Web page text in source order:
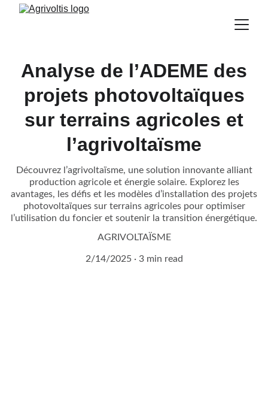
Analyse de l’ADEME des
projets photovoltaïques
sur terrains agricoles et
l’agrivoltaïsme
Découvrez l’agrivoltaïsme, une solution innovante alliant
production agricole et énergie solaire. Explorez les
avantages, les défis et les modèles d’installation des projets
photovoltaïques sur terrains agricoles pour optimiser
l’utilisation du foncier et soutenir la transition énergétique.
AGRIVOLTAÏSME
2/14/2025 3 min read